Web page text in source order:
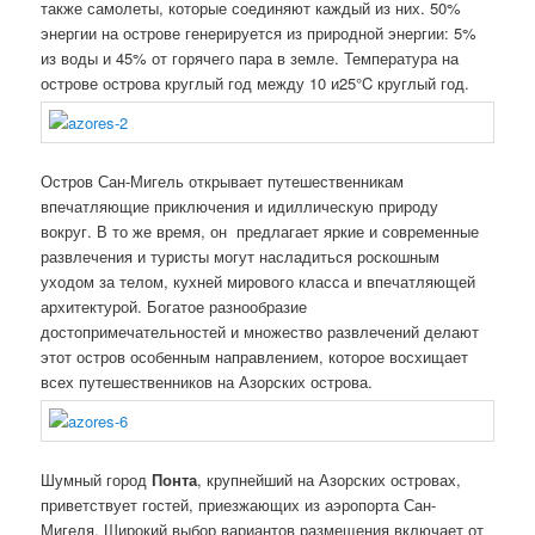
также самолеты, которые соединяют каждый из них. 50%
энергии на острове генерируется из природной энергии: 5%
из воды и 45% от горячего пара в земле. Температура на
острове острова круглый год между 10 и25°C круглый год.
Остров Сан-Мигель открывает путешественникам
впечатляющие приключения и идиллическую природу
вокруг. В то же время, он предлагает яркие и современные
развлечения и туристы могут насладиться роскошным
уходом за телом, кухней мирового класса и впечатляющей
архитектурой. Богатое разнообразие
достопримечательностей и множество развлечений делают
этот остров особенным направлением, которое восхищает
всех путешественников на Азорских острова.
Шумный городПонта, крупнейший на Азорских островах,
приветствует гостей, приезжающих из аэропорта Сан-
Мигеля. Широкий выбор вариантов размещения включает от